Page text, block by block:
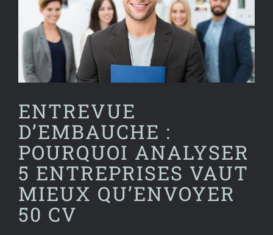
ENTREVUE
D’EMBAUCHE :
POURQUOI ANALYSER
5 ENTREPRISES VAUT
MIEUX QU’ENVOYER
50 CV